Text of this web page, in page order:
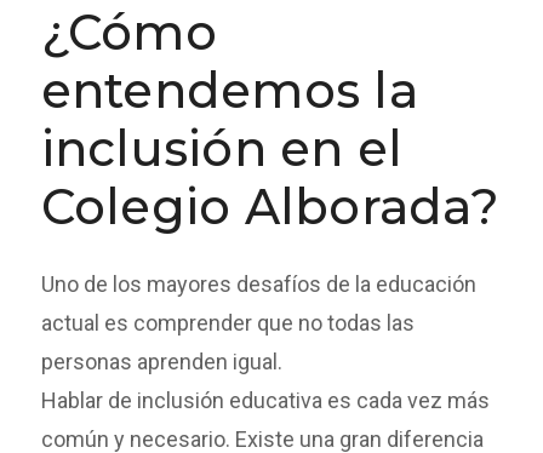
¿Cómo
entendemos la
inclusión en el
Colegio Alborada?
Uno de los mayores desafíos de la educación
actual es comprender que no todas las
personas aprenden igual.
Hablar de inclusión educativa es cada vez más
común y necesario. Existe una gran diferencia